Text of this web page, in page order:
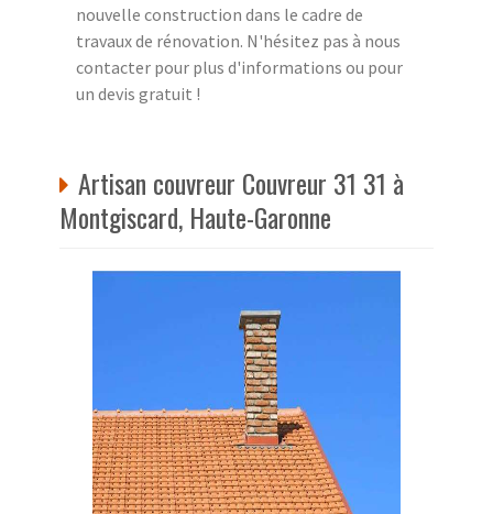
nouvelle construction dans le cadre de
travaux de rénovation. N'hésitez pas à nous
contacter pour plus d'informations ou pour
un devis gratuit !
Artisan couvreur Couvreur 31 31 à
Montgiscard, Haute-Garonne